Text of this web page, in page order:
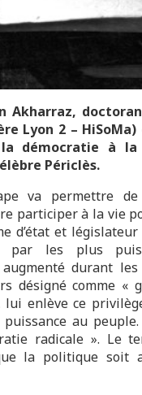
Akharraz,
Lyon 2 –
la démocratie à
Périclès.
va permettre
participer à la vie
d’état et
par les plus
durant
désigné comme
lui enlève ce
au
radicale ». Le
la politique soit